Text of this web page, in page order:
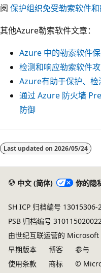
阅 保护组织免受勒索软件
其他Azure勒索软件文章：
Azure 中的勒索软件
检测和响应勒索软件
Azure有助于保护、
通过 Azure 防火墙
防御
Last updated on 2026/05/24
中文 (简体) 你的隐
SH ICP 归档编号 13015306-
PSB 归档编号
由世纪互联运营的
早期版本
博客 参与
使用条款
商标 ©